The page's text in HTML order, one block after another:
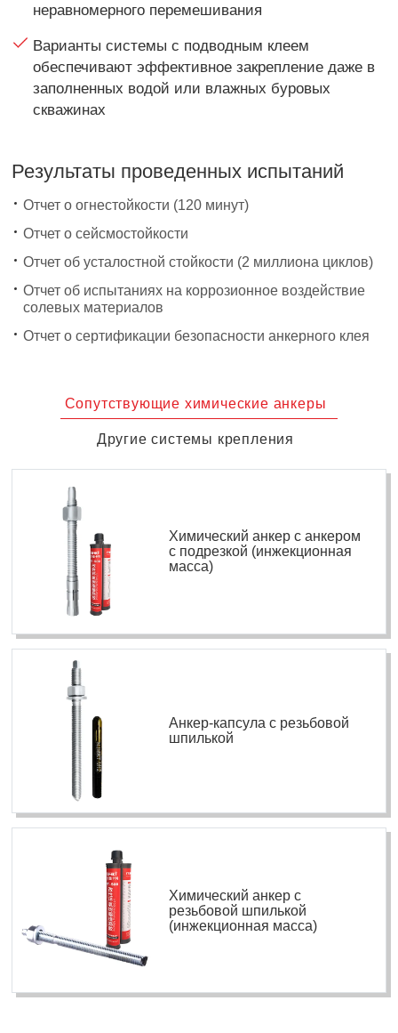
неравномерного перемешивания
Варианты системы с подводным клеем
обеспечивают эффективное закрепление даже в
заполненных водой или влажных буровых
скважинах
Результаты проведенных испытаний
Отчет о огнестойкости (120 минут)
Отчет о сейсмостойкости
Отчет об усталостной стойкости (2 миллиона циклов)
Отчет об испытаниях на коррозионное воздействие
солевых материалов
Отчет о сертификации безопасности анкерного клея
Сопутствующие химические анкеры
Другие системы крепления
Химический анкер с анкером
с подрезкой (инжекционная
масса)
Анкер-капсула с резьбовой
шпилькой
Химический анкер с
резьбовой шпилькой
(инжекционная масса)